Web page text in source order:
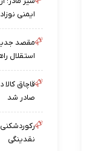
ایمنی نوزاد
مقصد
استقلال
صادر شد
نقدینگی